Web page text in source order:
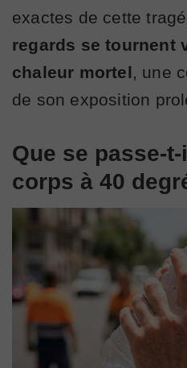
exactes de cette
regards se tournent
chaleur mortel, une
de son exposition
Que se passe-
corps à 40